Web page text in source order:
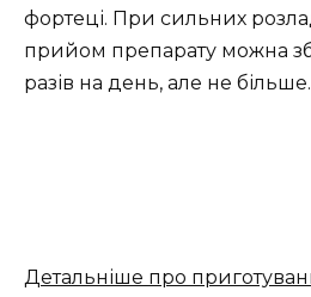
фортеці. При сильних
прийом препарату можна
разів на день, але не більше.
Детальніше про